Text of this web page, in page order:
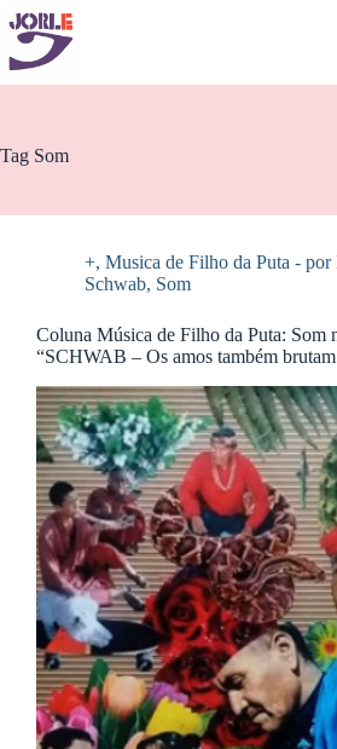
Pular
para
conteúdo
Tag Som
+, Musica de Filho da Puta - por
Schwab, Som
Coluna Música de Filho da Puta: Som
“SCHWAB – Os amos também